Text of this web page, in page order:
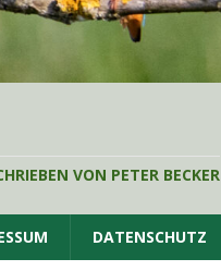
VON PETER BECKER
DATENSCHUTZ